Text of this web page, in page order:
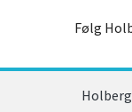
Følg